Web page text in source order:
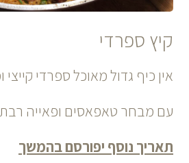
קיץ ספרדי
אין כיף גדול מאוכל ספרדי קייצי
עם מבחר טאפאסים ופאייה רבת
תאריך נוסף יפורסם בהמשך